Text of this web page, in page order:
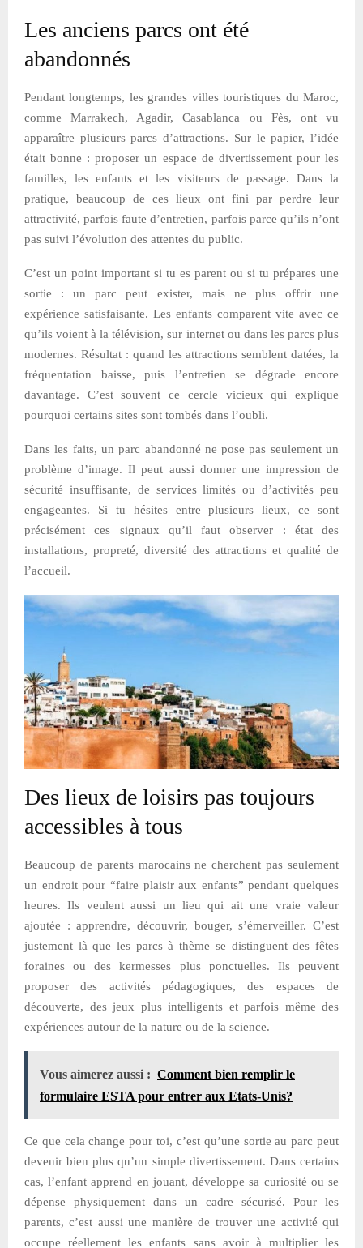
Les anciens parcs ont été
abandonnés
Pendant longtemps, les grandes villes touristiques du Maroc,
comme Marrakech, Agadir, Casablanca ou Fès, ont vu
apparaître plusieurs parcs d’attractions. Sur le papier, l’idée
était bonne : proposer un espace de divertissement pour les
familles, les enfants et les visiteurs de passage. Dans la
pratique, beaucoup de ces lieux ont fini par perdre leur
attractivité, parfois faute d’entretien, parfois parce qu’ils n’ont
pas suivi l’évolution des attentes du public.
C’est un point important si tu es parent ou si tu prépares une
sortie : un parc peut exister, mais ne plus offrir une
expérience satisfaisante. Les enfants comparent vite avec ce
qu’ils voient à la télévision, sur internet ou dans les parcs plus
modernes. Résultat : quand les attractions semblent datées, la
fréquentation baisse, puis l’entretien se dégrade encore
davantage. C’est souvent ce cercle vicieux qui explique
pourquoi certains sites sont tombés dans l’oubli.
Dans les faits, un parc abandonné ne pose pas seulement un
problème d’image. Il peut aussi donner une impression de
sécurité insuffisante, de services limités ou d’activités peu
engageantes. Si tu hésites entre plusieurs lieux, ce sont
précisément ces signaux qu’il faut observer : état des
installations, propreté, diversité des attractions et qualité de
l’accueil.
Des lieux de loisirs pas toujours
accessibles à tous
Beaucoup de parents marocains ne cherchent pas seulement
un endroit pour “faire plaisir aux enfants” pendant quelques
heures. Ils veulent aussi un lieu qui ait une vraie valeur
ajoutée : apprendre, découvrir, bouger, s’émerveiller. C’est
justement là que les parcs à thème se distinguent des fêtes
foraines ou des kermesses plus ponctuelles. Ils peuvent
proposer des activités pédagogiques, des espaces de
découverte, des jeux plus intelligents et parfois même des
expériences autour de la nature ou de la science.
Vous aimerez aussi : Comment bien remplir le
formulaire ESTA pour entrer aux Etats-Unis?
Ce que cela change pour toi, c’est qu’une sortie au parc peut
devenir bien plus qu’un simple divertissement. Dans certains
cas, l’enfant apprend en jouant, développe sa curiosité ou se
dépense physiquement dans un cadre sécurisé. Pour les
parents, c’est aussi une manière de trouver une activité qui
occupe réellement les enfants sans avoir à multiplier les